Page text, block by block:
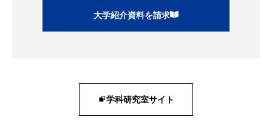
大学紹介資料を請求
学科研究室サイト